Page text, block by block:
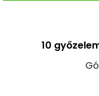
10